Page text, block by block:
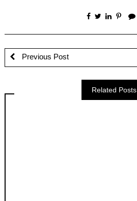
Previous Post
Related Posts